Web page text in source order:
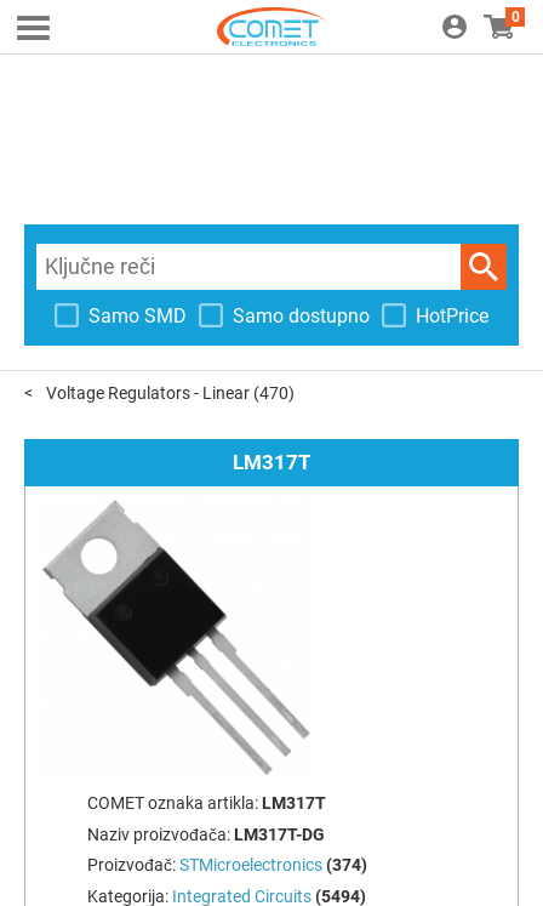
0
Samo SMD Samo dostupno HotPrice
Voltage Regulators - Linear (470)
LM317T
COMET oznaka artikla: LM317T
Naziv proizvođača: LM317T-DG
Proizvođač:STMicroelectronics(374)
Kategorija: Integrated Circuits(5494)